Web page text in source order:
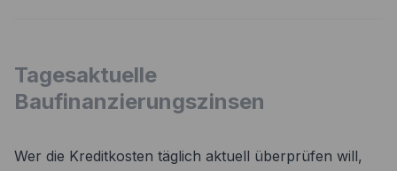
Tagesaktuelle
Baufinanzierungszinsen
Wer die Kreditkosten täglich aktuell überprüfen will,